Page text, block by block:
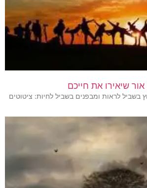
בשביל לראות ומבפנים בשביל לחיות: ציטוטים